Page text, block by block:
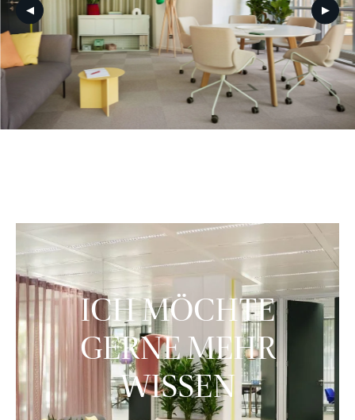
ZURÜCK WEITER
ICH MÖCHTE
GERNE MEHR
WISSEN